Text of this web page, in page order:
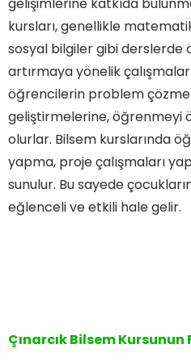
gelişimlerine katkıda
kursları, genellikle
sosyal bilgiler gibi derslerde
artırmaya yönelik
öğrencilerin problem
geliştirmelerine, öğrenmeyi
olurlar. Bilsem kurslarında
yapma, proje çalışmaları
sunulur. Bu sayede
eğlenceli ve etkili hale gelir.
Çınarcık Bilsem